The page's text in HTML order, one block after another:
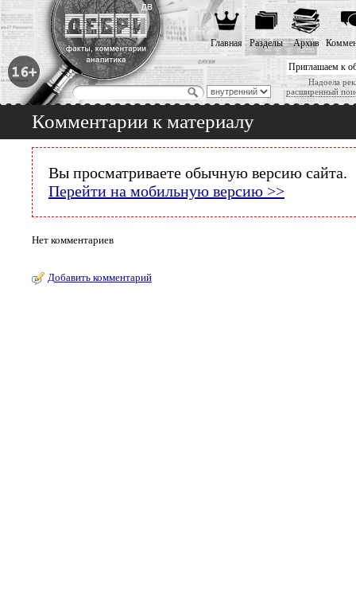
Приглашаем к
Надоела
расширенный
Главная Разделы Архив
Комментарии к материалу
Вы просматриваете обычную версию сайта.
Перейти на мобильную версию >>
Нет комментариев
Добавить комментарий